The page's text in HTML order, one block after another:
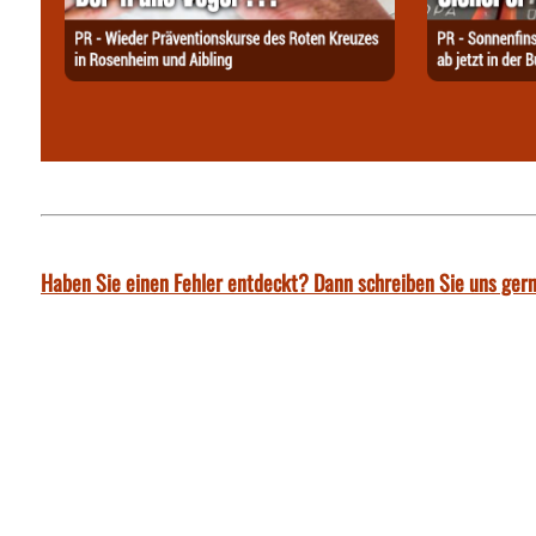
Haben Sie einen Fehler entdeckt? Dann schreiben Sie uns